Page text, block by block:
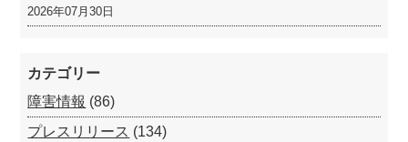
2026年07月30日
カテゴリー
障害情報 (86)
プレスリリース (134)